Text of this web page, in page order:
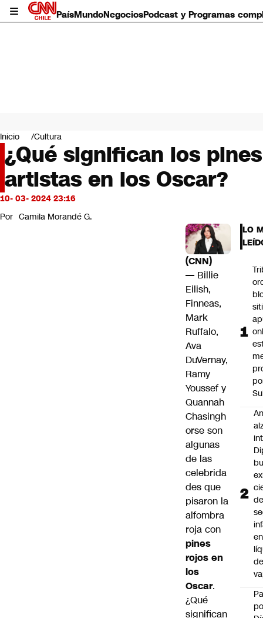
PaísMundoNegociosPodcast y Programas
Mundo
Negocios
Deportes
Programas completos
Cultura
Servicios
Bits
CNN Data
Inicio Cultura
¿Qué significan los
artistas en los Oscar?
10- 03- 2024 23:16
Por Camila Morandé G.
(CNN)
— Billie
Eilish,
Finneas,
Mark
Ruffalo,
Ava
DuVernay,
Ramy
Youssef y
Quannah
Chasingh
orse son
algunas
de las
celebrida
des que
pisaron la
alfombra
roja con
pines
rojos en
los
Oscar.
¿Qué
significan
LO
de
en
de